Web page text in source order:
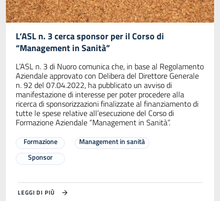
L’ASL n. 3 cerca sponsor per il Corso di
“Management in Sanità”
L’ASL n. 3 di Nuoro comunica che, in base al Regolamento
Aziendale approvato con Delibera del Direttore Generale
n. 92 del 07.04.2022, ha pubblicato un avviso di
manifestazione di interesse per poter procedere alla
ricerca di sponsorizzazioni finalizzate al finanziamento di
tutte le spese relative all’esecuzione del Corso di
Formazione Aziendale “Management in Sanità”.
Formazione
Management in sanità
Sponsor
LEGGI DI PIÙ